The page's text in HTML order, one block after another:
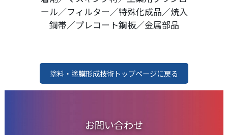
ール／フィルター／特殊化成品／焼入
鋼帯／プレコート鋼板／金属部品
塗料・塗膜形成技術トップページに戻る
お問い合わせ